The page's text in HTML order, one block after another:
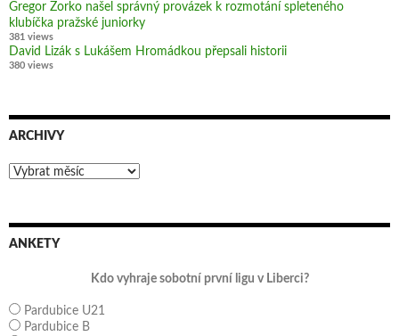
Gregor Zorko našel správný provázek k rozmotání spleteného
klubíčka pražské juniorky
381 views
David Lizák s Lukášem Hromádkou přepsali historii
380 views
ARCHIVY
Archivy
ANKETY
Kdo vyhraje sobotní první ligu v Liberci?
Pardubice U21
Pardubice B